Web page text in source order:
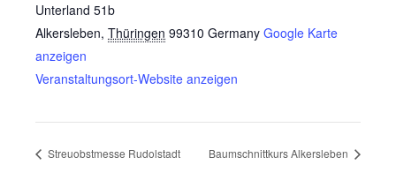
Unterland 51b
Alkersleben, Thüringen 99310 Germany Google Karte
anzeigen
Veranstaltungsort-Website anzeigen
Streuobstmesse Rudolstadt Baumschnittkurs Alkersleben